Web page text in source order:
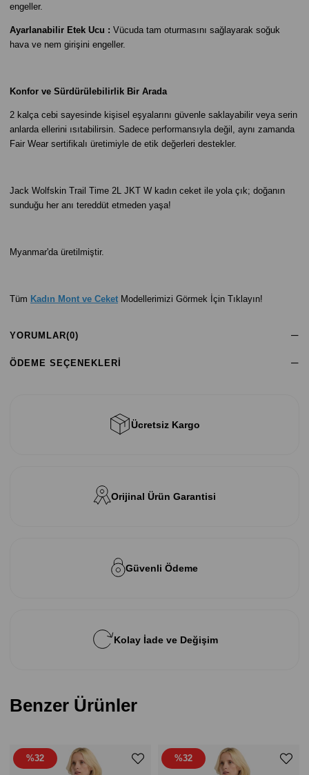
engeller.
Ayarlanabilir Etek Ucu : Vücuda tam oturmasını sağlayarak soğuk
hava ve nem girişini engeller.
Konfor ve Sürdürülebilirlik Bir Arada
2 kalça cebi sayesinde kişisel eşyalarını güvenle saklayabilir veya serin
anlarda ellerini ısıtabilirsin. Sadece performansıyla değil, aynı zamanda
Fair Wear sertifikalı üretimiyle de etik değerleri destekler.
Jack Wolfskin Trail Time 2L JKT W kadın ceket ile yola çık; doğanın
sunduğu her anı tereddüt etmeden yaşa!
Myanmar'da üretilmiştir.
Tüm Kadın Mont ve Ceket Modellerimizi Görmek İçin Tıklayın!
YORUMLAR(0)
ÖDEME SEÇENEKLERI
Ücretsiz Kargo
Orijinal Ürün Garantisi
Güvenli Ödeme
Kolay İade ve Değişim
Benzer Ürünler
%32 %32